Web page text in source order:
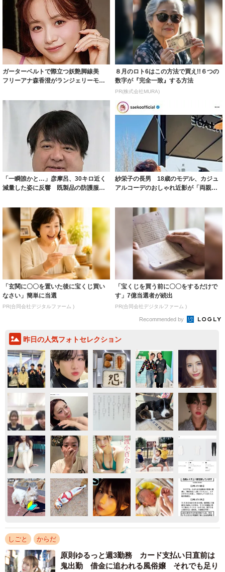
ガーターベルトで際立つ妖艶脚線美
フリーアナ森香澄がランジェリーモデ
８月のロト6はこの方法で買え!!６つの
数字が『完全一致』する方法
PR(株式会社MURA)
「一瞬誰かと…」彦摩呂、30キロ近く
減量した姿に反響 既製品の防護服が
紗栄子の長男 18歳のモデル、カジュ
アルコーデのおしゃれ近影が「両親の
「玄関に〇〇を置いた後に宝くじ買い
なさい」簡単に当選
PR(合同会社デジタルファーム )
「宝くじを買う前に〇〇をするだけで
す」7億当選者が続出
PR(合同会社デジタルファーム )
Recommended by
昨日の人気フォトセレクション
しごと からだ
原則ゆるっと週3勤務 カード支払い日直前は
鬼出勤 借金に追われる風俗嬢 それでも足り